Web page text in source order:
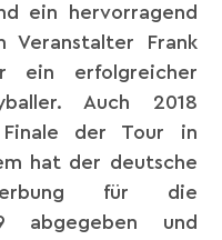
ein hervorragend
Veranstalter Frank
ein erfolgreicher
Auch 2018
der Tour in
hat der deutsche
für die
abgegeben und